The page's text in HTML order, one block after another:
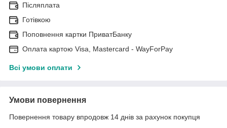
Післяплата
Готівкою
Поповнення картки ПриватБанку
Оплата картою Visa, Mastercard - WayForPay
Всі умови оплати
Умови повернення
Повернення товару впродовж 14 днів за рахунок покупця